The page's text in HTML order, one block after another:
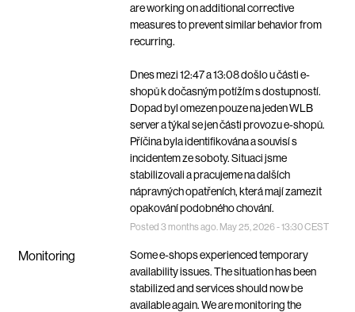
are working on additional corrective
measures to prevent similar behavior from
recurring.
Dnes mezi 12:47 a 13:08 došlo u části e-
shopů k dočasným potížím s dostupností.
Dopad byl omezen pouze na jeden WLB
server a týkal se jen části provozu e-shopů.
Příčina byla identifikována a souvisí s
incidentem ze soboty. Situaci jsme
stabilizovali a pracujeme na dalších
nápravných opatřeních, která mají zamezit
opakování podobného chování.
Posted 3months ago. May25 2026-13:30CEST
Monitoring
Some e-shops experienced temporary
availability issues. The situation has been
stabilized and services should now be
available again. We are monitoring the